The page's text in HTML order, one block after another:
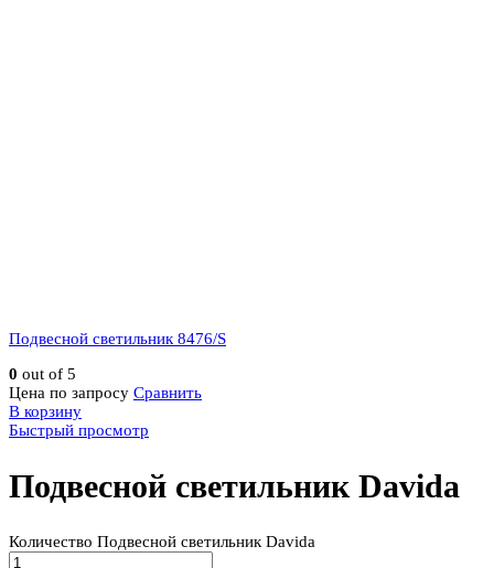
Подвесной светильник 8476/S
0 out of 5
Цена по запросу Сравнить
В корзину
Быстрый просмотр
Подвесной светильник Davida
Количество Подвесной светильник Davida